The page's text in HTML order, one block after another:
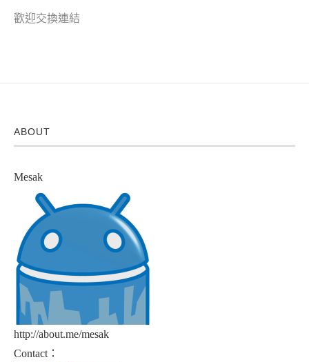
歡迎交換連結
ABOUT
Mesak
http://about.me/mesak
Contact：